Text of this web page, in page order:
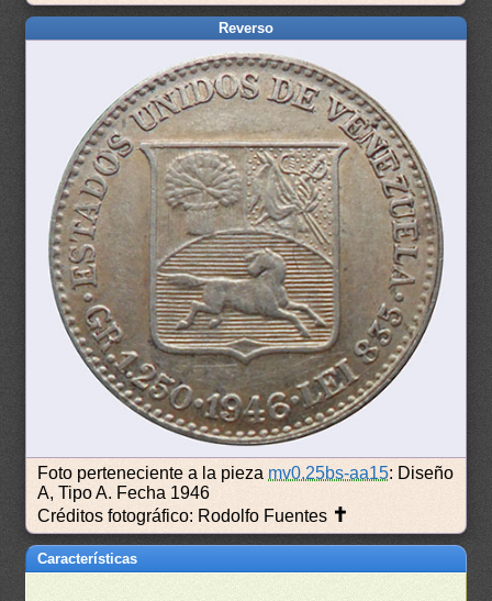
Reverso
Foto perteneciente a la pieza mv0.25bs-aa15: Diseño
A, Tipo A. Fecha 1946
Créditos fotográfico: Rodolfo Fuentes ✝
Características